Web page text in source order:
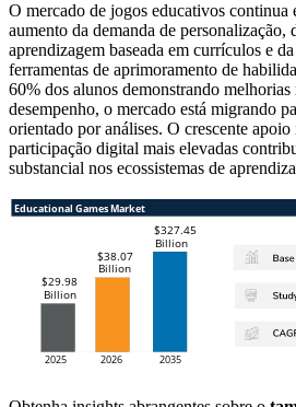
O mercado de jogos educativos continua
aumento da demanda de personalização,
aprendizagem baseada em currículos e
ferramentas de aprimoramento de
60% dos alunos demonstrando melhorias
desempenho, o mercado está migrando
orientado por análises. O crescente
participação digital mais elevadas
substancial nos ecossistemas de